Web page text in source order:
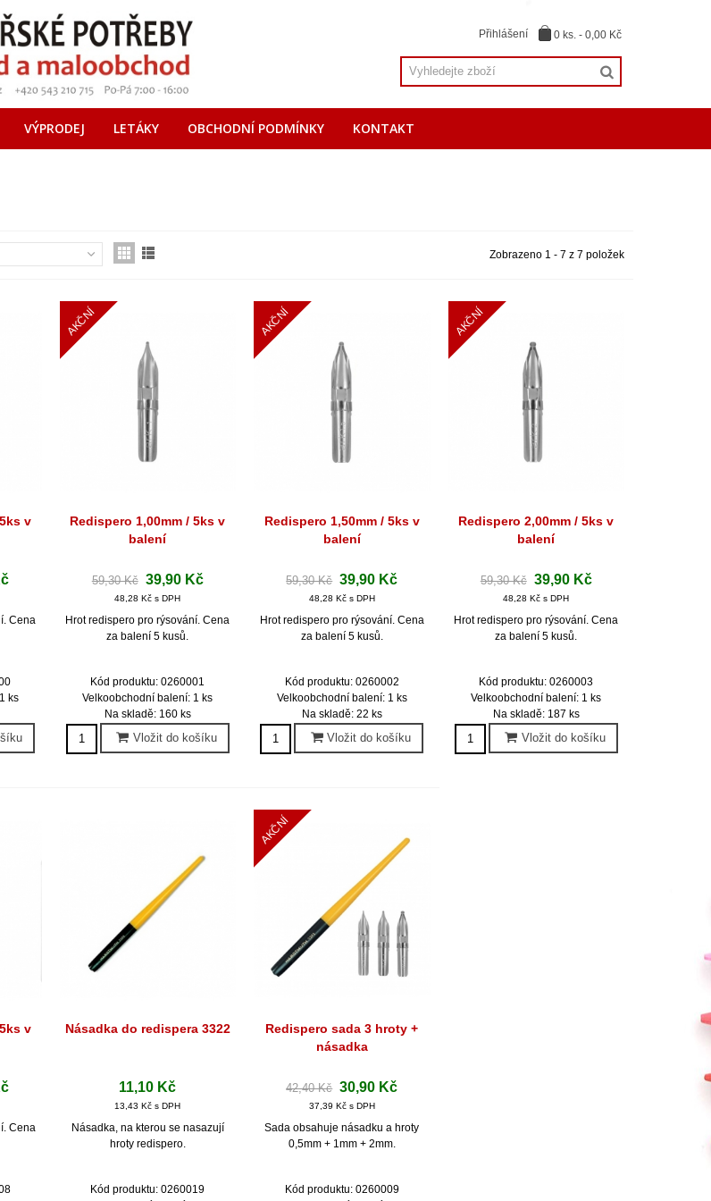
0 ks. - 0,00 Kč
Přihlášení
VÝPRODEJ LETÁKY OBCHODNÍ PODMÍNKY KONTAKT
Zobrazeno 1 - 7 z 7 položek
v
Cena
ks
AKČNÍ
Rychlý náhled
Redispero 1,00mm / 5ks v
balení
59,30 Kč 39,90 Kč
48,28 Kč s DPH
Hrot redispero pro rýsování. Cena
za balení 5 kusů.
Kód produktu: 0260001
Velkoobchodní balení: 1 ks
Na skladě: 160 ks
Vložit do košíku
AKČNÍ
Rychlý náhled
Redispero 1,50mm / 5ks v
balení
59,30 Kč 39,90 Kč
48,28 Kč s DPH
Hrot redispero pro rýsování. Cena
za balení 5 kusů.
Kód produktu: 0260002
Velkoobchodní balení: 1 ks
Na skladě: 22 ks
Vložit do košíku
AKČNÍ
Rychlý náhled
Redispero 2,00mm / 5ks v
balení
59,30 Kč 39,90 Kč
48,28 Kč s DPH
Hrot redispero pro rýsování. Cena
za balení 5 kusů.
Kód produktu: 0260003
Velkoobchodní balení: 1 ks
Na skladě: 187 ks
Vložit do košíku
v
Cena
Rychlý náhled
Násadka do redispera 3322
11,10 Kč
13,43 Kč s DPH
Násadka, na kterou se nasazují
hroty redispero.
Kód produktu: 0260019
AKČNÍ
Rychlý náhled
Redispero sada 3 hroty +
násadka
42,40 Kč 30,90 Kč
37,39 Kč s DPH
Sada obsahuje násadku a hroty
0,5mm + 1mm + 2mm.
Kód produktu: 0260009